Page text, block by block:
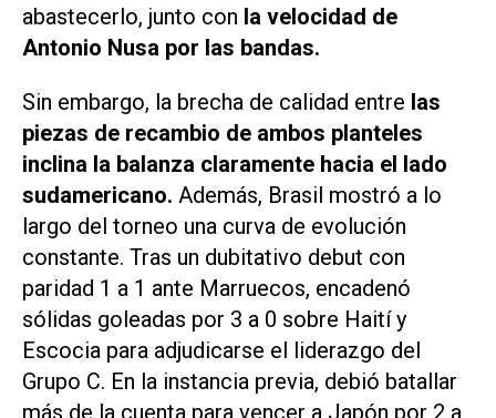
abastecerlo, junto con la velocidad de
Antonio Nusa por las bandas.
Sin embargo, la brecha de calidad entre las
piezas de recambio de ambos planteles
inclina la balanza claramente hacia el lado
sudamericano. Además, Brasil mostró a lo
largo del torneo una curva de evolución
constante. Tras un dubitativo debut con
paridad 1 a 1 ante Marruecos, encadenó
sólidas goleadas por 3 a 0 sobre Haití y
Escocia para adjudicarse el liderazgo del
Grupo C. En la instancia previa, debió batallar
más de la cuenta para vencer a Japón por 2 a